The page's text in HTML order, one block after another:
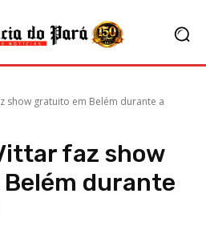
show gratuito em Belém durante a
faz show
durante